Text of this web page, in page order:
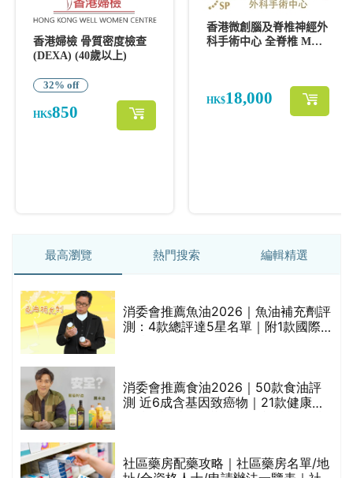
最高瀏覽 熱門搜索 編輯精選
消委會推薦魚油2026｜魚油補充劑評
測：4款總評達5星名單｜附1款國際
消委會推薦食油2026｜50款食油評
測 近6成含基因致癌物｜21款健康煮
社區藥房配藥攻略｜社區藥房名單/地